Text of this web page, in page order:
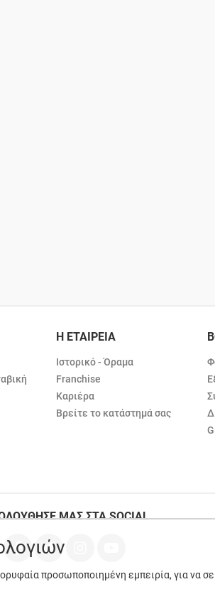
Η ΕΤΑΙΡΕΙΑ
Ιστορικό - Όραμα
Franchise
Καριέρα
Βρείτε το κατάστημά σας
ΜΑΣ ΣΤΑ SOCIAL
προσωποποιημένη εμπειρία, για να